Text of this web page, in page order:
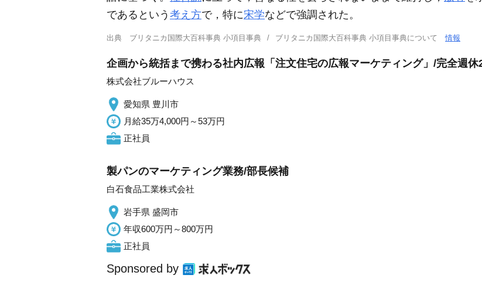
であるという 考え方で，特に宋学などで強調された。
出典 ブリタニカ国際大百科事典 小項目事典 ブリタニカ国際大百科事典 小項目事典について情報
企画から統括まで携わる社内広報「注文住宅の広報マーケティング」/完全週
株式会社ブルーハウス
愛知県 豊川市
月給35万4,000円～53万円
正社員
製パンのマーケティング業務/部長候補
白石食品工業株式会社
岩手県 盛岡市
年収600万円～800万円
正社員
Sponsored by